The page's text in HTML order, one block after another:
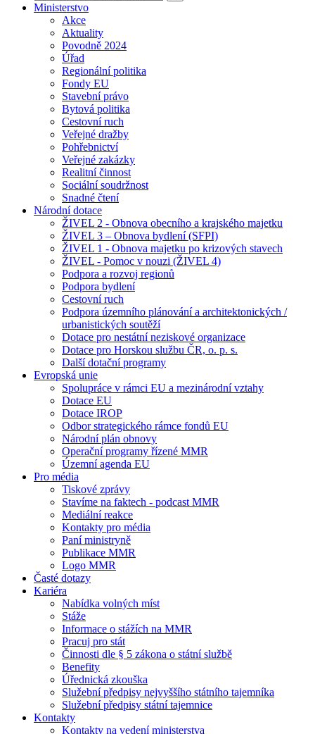
Ministerstvo
Akce
Aktuality
Povodně 2024
Úřad
Regionální politika
Fondy EU
Stavební právo
Bytová politika
Cestovní ruch
Veřejné dražby
Pohřebnictví
Veřejné zakázky
Realitní činnost
Sociální soudržnost
Snadné čtení
Národní dotace
ŽIVEL 2 - Obnova obecního a krajského majetku
ŽIVEL 3 – Obnova bydlení (SFPI)
ŽIVEL 1 - Obnova majetku po krizových stavech
ŽIVEL - Pomoc v nouzi (ŽIVEL 4)
Podpora a rozvoj regionů
Podpora bydlení
Cestovní ruch
Podpora územního plánování a architektonických /
urbanistických soutěží
Dotace pro nestátní neziskové organizace
Dotace pro Horskou službu ČR, o. p. s.
Další dotační programy
Evropská unie
Spolupráce v rámci EU a mezinárodní vztahy
Dotace EU
Dotace IROP
Odbor strategického rámce fondů EU
Národní plán obnovy
Operační programy řízené MMR
Územní agenda EU
Pro média
Tiskové zprávy
Stavíme na faktech - podcast MMR
Mediální reakce
Kontakty pro média
Paní ministryně
Publikace MMR
Logo MMR
Časté dotazy
Kariéra
Nabídka volných míst
Stáže
Informace o stážích na MMR
Pracuj pro stát
Činnosti dle § 5 zákona o státní službě
Benefity
Úřednická zkouška
Služební předpisy nejvyššího státního tajemníka
Služební předpisy státní tajemnice
Kontakty
Kontakty na vedení ministerstva